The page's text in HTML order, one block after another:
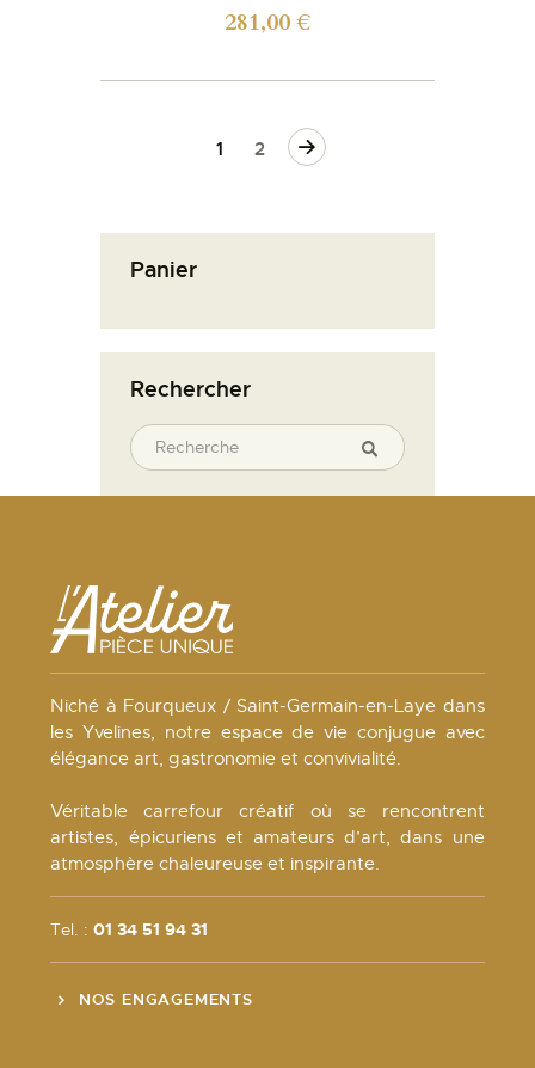
281,00€
1 2
Panier
Rechercher
Niché à Fourqueux / Saint-Germain-en-Laye dans
les Yvelines, notre espace de vie conjugue avec
élégance art, gastronomie et convivialité.
Véritable carrefour créatif où se rencontrent
artistes, épicuriens et amateurs d’art, dans une
atmosphère chaleureuse et inspirante.
Tel. :01 34 51 94 31
NOS ENGAGEMENTS